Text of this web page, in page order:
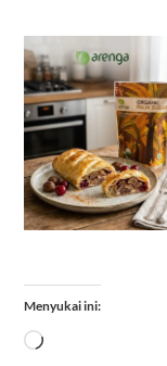
Menyukai ini:
Memuat...